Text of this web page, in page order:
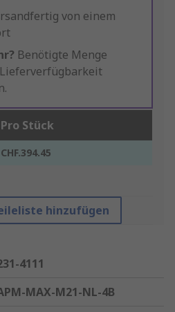
von einem
Benötigte Menge
Pro Stück
CHF.394.45
hinzufügen
4111
MAX-M21-NL-4B